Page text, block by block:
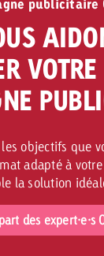
publicitaire
VOTRE
objectifs que
adapté à
la solution
des expert·e·s